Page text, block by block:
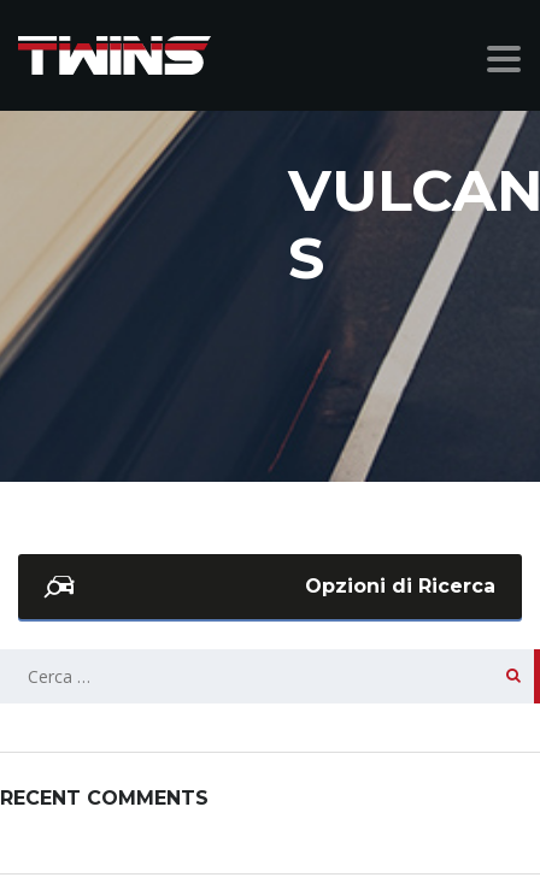
S
Opzioni di Ricerca
RECENT COMMENTS